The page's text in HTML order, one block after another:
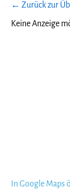
← Zurück zur
Keine Anzeige
In Google Maps